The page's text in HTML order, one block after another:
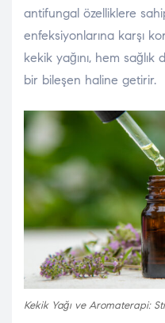
antifungal özelliklere
enfeksiyonlarına karşı
kekik yağını, hem
bir bileşen haline getirir.
Kekik Yağı ve Aromaterapi: